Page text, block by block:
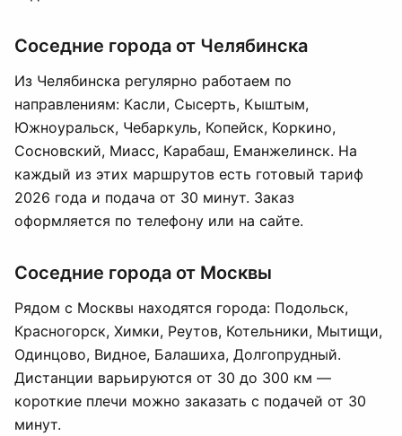
Соседние города от Челябинска
Из Челябинска регулярно работаем по
направлениям: Касли, Сысерть, Кыштым,
Южноуральск, Чебаркуль, Копейск, Коркино,
Сосновский, Миасс, Карабаш, Еманжелинск. На
каждый из этих маршрутов есть готовый тариф
2026 года и подача от 30 минут. Заказ
оформляется по телефону или на сайте.
Соседние города от Москвы
Рядом с Москвы находятся города: Подольск,
Красногорск, Химки, Реутов, Котельники, Мытищи,
Одинцово, Видное, Балашиха, Долгопрудный.
Дистанции варьируются от 30 до 300 км —
короткие плечи можно заказать с подачей от 30
минут.